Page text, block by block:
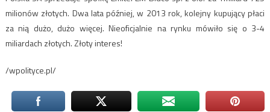
milionów złotych. Dwa lata później, w 2013 rok, kolejny kupujący płaci
za nią dużo, dużo więcej. Nieoficjalnie na rynku mówiło się o 3-4
miliardach złotych. Złoty interes!
/wpolityce.pl/